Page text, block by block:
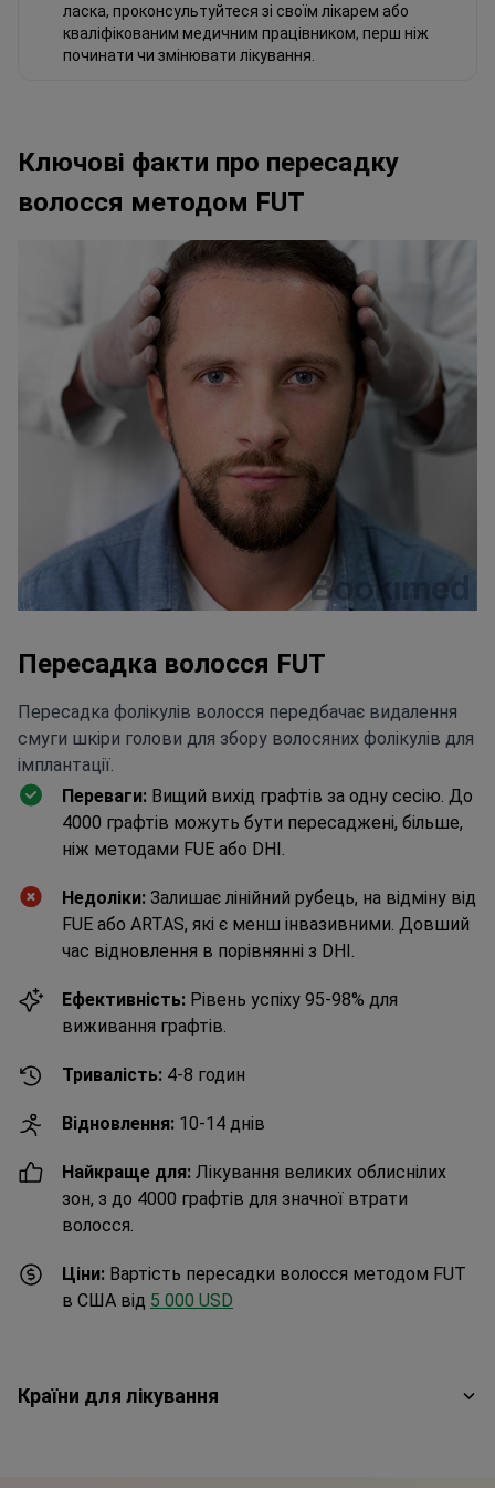
ласка, проконсультуйтеся зі своїм лікарем або
кваліфікованим медичним працівником, перш ніж
починати чи змінювати лікування.
Ключові факти про пересадку
волосся методом FUT
Пересадка волосся FUT
Пересадка фолікулів волосся передбачає видалення
смуги шкіри голови для збору волосяних фолікулів для
імплантації.
Переваги: Вищий вихід графтів за одну сесію. До
4000 графтів можуть бути пересаджені, більше,
ніж методами FUE або DHI.
Недоліки: Залишає лінійний рубець, на відміну від
FUE або ARTAS, які є менш інвазивними. Довший
час відновлення в порівнянні з DHI.
Ефективність: Рівень успіху 95-98% для
виживання графтів.
Тривалість: 4-8 годин
Відновлення: 10-14 днів
Найкраще для: Лікування великих облиснілих
зон, з до 4000 графтів для значної втрати
волосся.
Ціни: Вартість пересадки волосся методом FUT
в США від 5 000 USD
Країни для лікування